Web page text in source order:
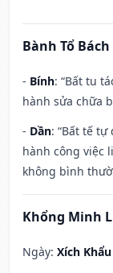
Bành Tổ
- Bính: “Bất tu
hành sửa chữa
- Dần: “Bất tế
hành công việc
không bình
Khổng Minh
Ngày: Xích Khẩu